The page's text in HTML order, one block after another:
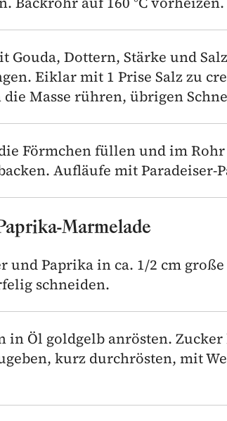
Gouda, Dottern, Stärke und
Eiklar mit 1 Prise Salz zu
die Masse rühren, übrigen
Förmchen füllen und im
Aufläufe mit Paradeiser-
Marmelade
und Paprika in ca. 1/2 cm
schneiden.
in Öl goldgelb anrösten.
kurz durchrösten, mit